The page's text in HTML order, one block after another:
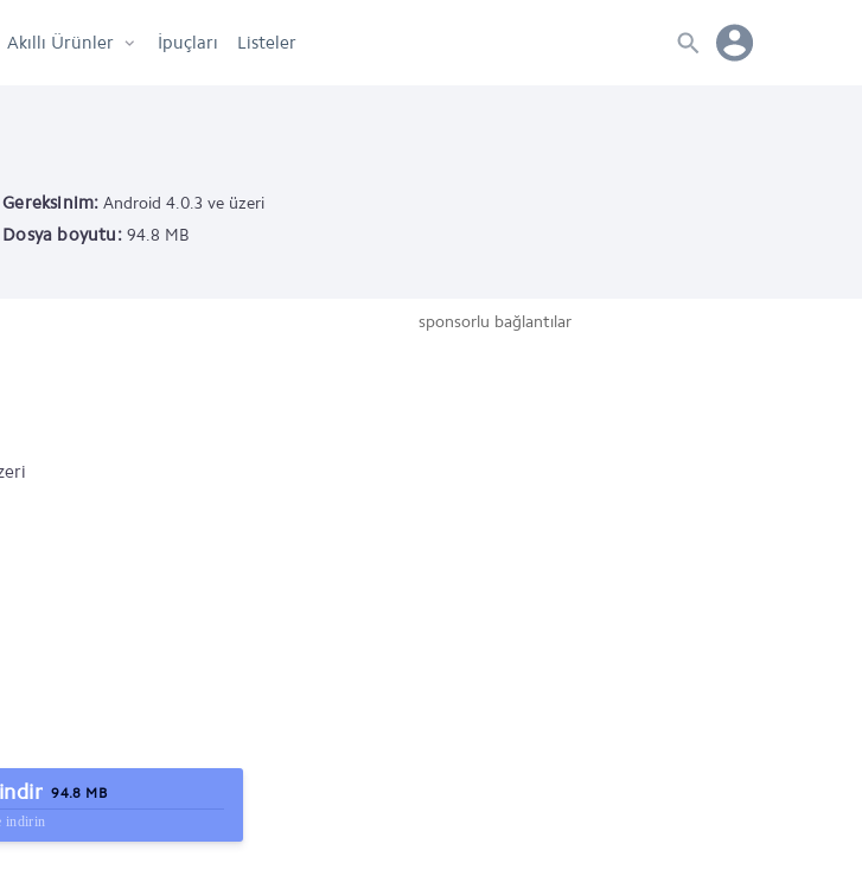
Akıllı Ürünler İpuçları Listeler
Gereksinim: Android 4.0.3 ve üzeri
Dosya boyutu:94.8 MB
sponsorlu bağlantılar
94.8 MB
indirin